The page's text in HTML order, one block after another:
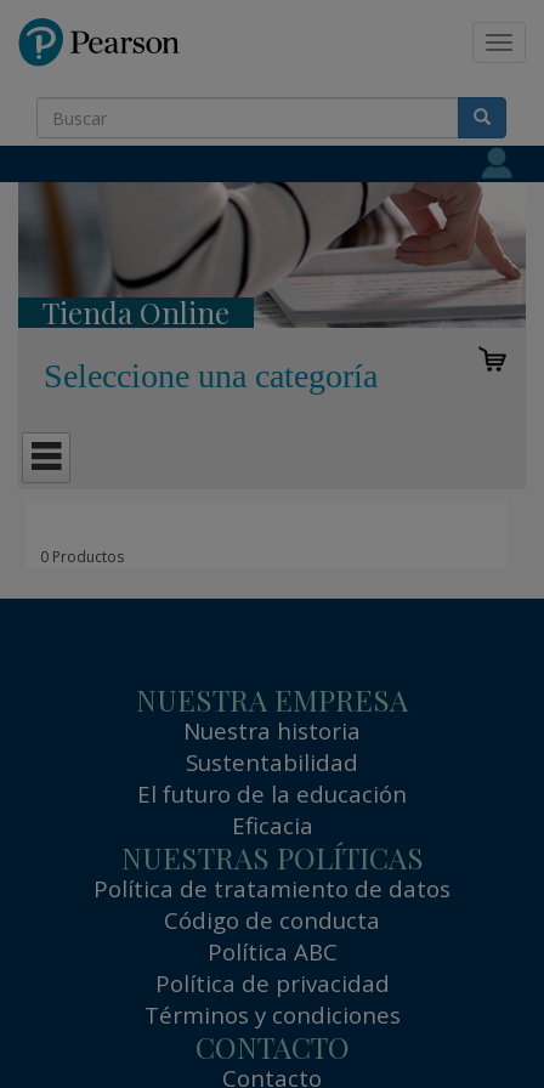
Tienda Online
Seleccione una categoría
0 Productos
NUESTRA EMPRESA
Nuestra historia
Sustentabilidad
El futuro de la educación
Eficacia
NUESTRAS POLÍTICAS
Política de tratamiento de datos
Código de conducta
Política ABC
Política de privacidad
Términos y condiciones
CONTACTO
Contacto